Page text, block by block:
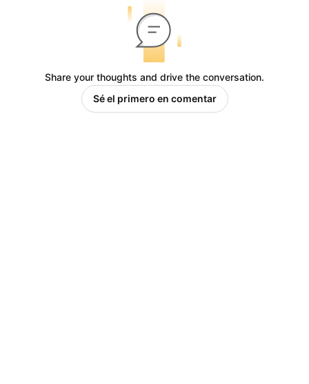
Share your thoughts and drive the conversation.
Sé el primero en comentar